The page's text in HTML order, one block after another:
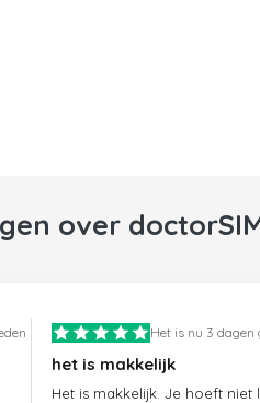
over
Het is nu 3 dagen
het is makkelijk
Het is makkelijk. Je hoeft niet